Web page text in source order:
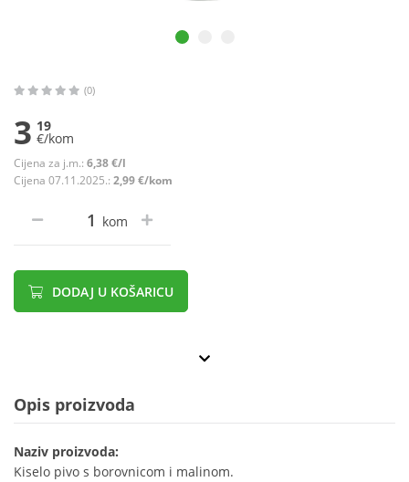
(0)
3 19
€/kom
Cijena za j.m.: 6,38 €/l
Cijena 07.11.2025.: 2,99 €/kom
kom
DODAJ U KOŠARICU
Opis proizvoda
Naziv proizvoda:
Kiselo pivo s borovnicom i malinom.